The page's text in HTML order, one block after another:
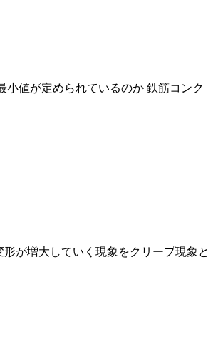
値が定められているのか 鉄筋コンク
が増大していく現象をクリープ現象と